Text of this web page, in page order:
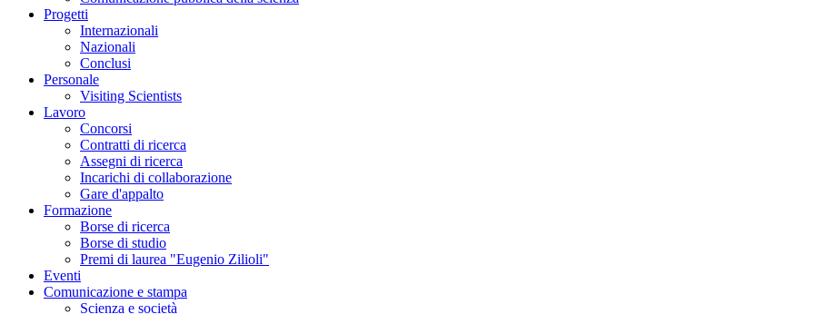
Progetti
Internazionali
Nazionali
Conclusi
Personale
Visiting Scientists
Lavoro
Concorsi
Contratti di ricerca
Assegni di ricerca
Incarichi di collaborazione
Gare d'appalto
Formazione
Borse di ricerca
Borse di studio
Premi di laurea "Eugenio Zilioli"
Eventi
Comunicazione e stampa
Scienza e società